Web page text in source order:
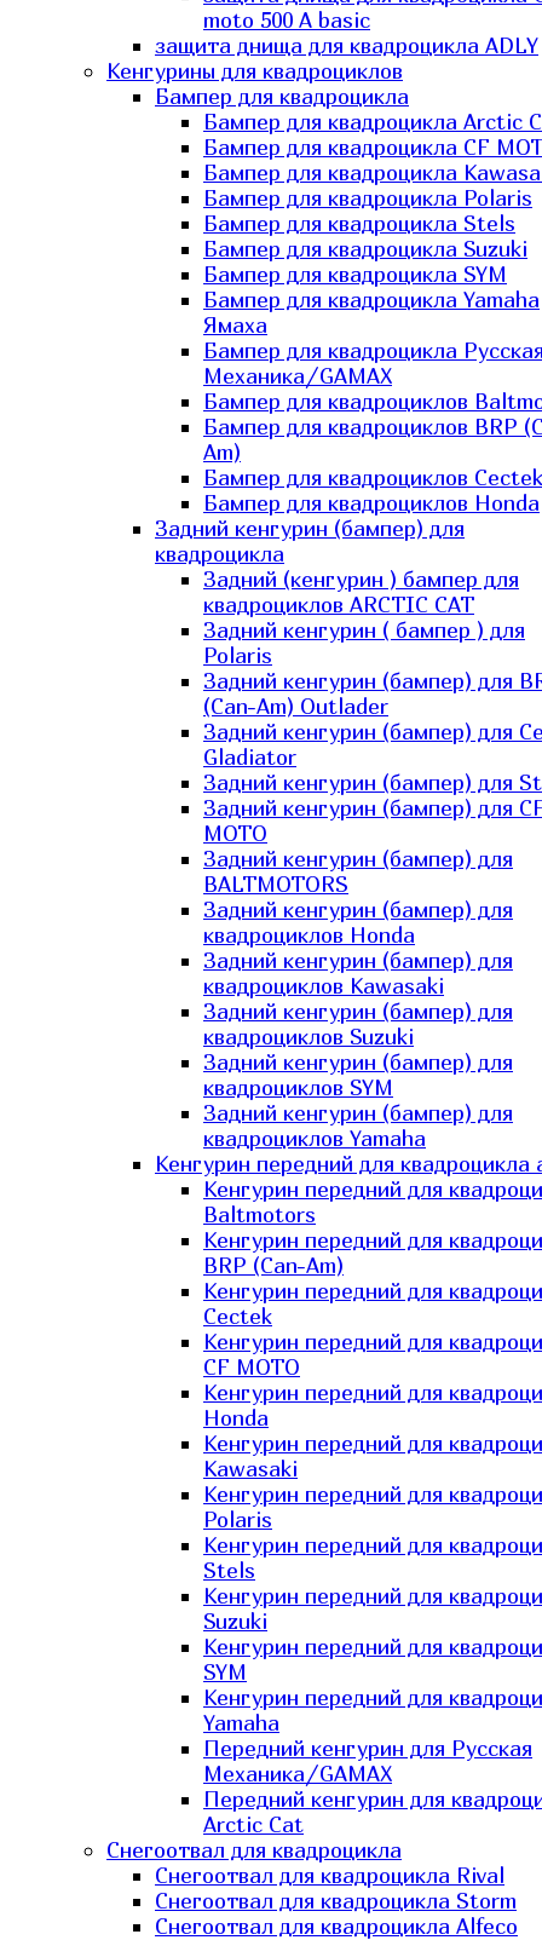
moto 500 A basic
защита днища для квадроцикла ADLY
Кенгурины для квадроциклов
Бампер для квадроцикла
Бампер для квадроцикла Arctic
Бампер для квадроцикла CF
Бампер для квадроцикла
Бампер для квадроцикла Polaris
Бампер для квадроцикла Stels
Бампер для квадроцикла Suzuki
Бампер для квадроцикла SYM
Бампер для квадроцикла Yamaha
Ямаха
Бампер для квадроцикла
Механика/GAMAX
Бампер для квадроциклов
Бампер для квадроциклов BRP
Am)
Бампер для квадроциклов Cectek
Бампер для квадроциклов Honda
Задний кенгурин (бампер) для
квадроцикла
Задний (кенгурин ) бампер для
квадроциклов ARCTIC CAT
Задний кенгурин ( бампер ) для
Polaris
Задний кенгурин (бампер) для
(Can-Am) Outlader
Задний кенгурин (бампер) для
Gladiator
Задний кенгурин (бампер) для
Задний кенгурин (бампер) для
MOTO
Задний кенгурин (бампер) для
BALTMOTORS
Задний кенгурин (бампер) для
квадроциклов Honda
Задний кенгурин (бампер) для
квадроциклов Kawasaki
Задний кенгурин (бампер) для
квадроциклов Suzuki
Задний кенгурин (бампер) для
квадроциклов SYM
Задний кенгурин (бампер) для
квадроциклов Yamaha
Кенгурин передний для квадроцикла
Кенгурин передний для
Baltmotors
Кенгурин передний для
BRP (Can-Am)
Кенгурин передний для
Cectek
Кенгурин передний для
CF MOTO
Кенгурин передний для
Honda
Кенгурин передний для
Kawasaki
Кенгурин передний для
Polaris
Кенгурин передний для
Stels
Кенгурин передний для
Suzuki
Кенгурин передний для
SYM
Кенгурин передний для
Yamaha
Передний кенгурин для Русская
Механика/GAMAX
Передний кенгурин для
Arctic Cat
Снегоотвал для квадроцикла
Снегоотвал для квадроцикла Rival
Снегоотвал для квадроцикла Storm
Снегоотвал для квадроцикла Alfeco